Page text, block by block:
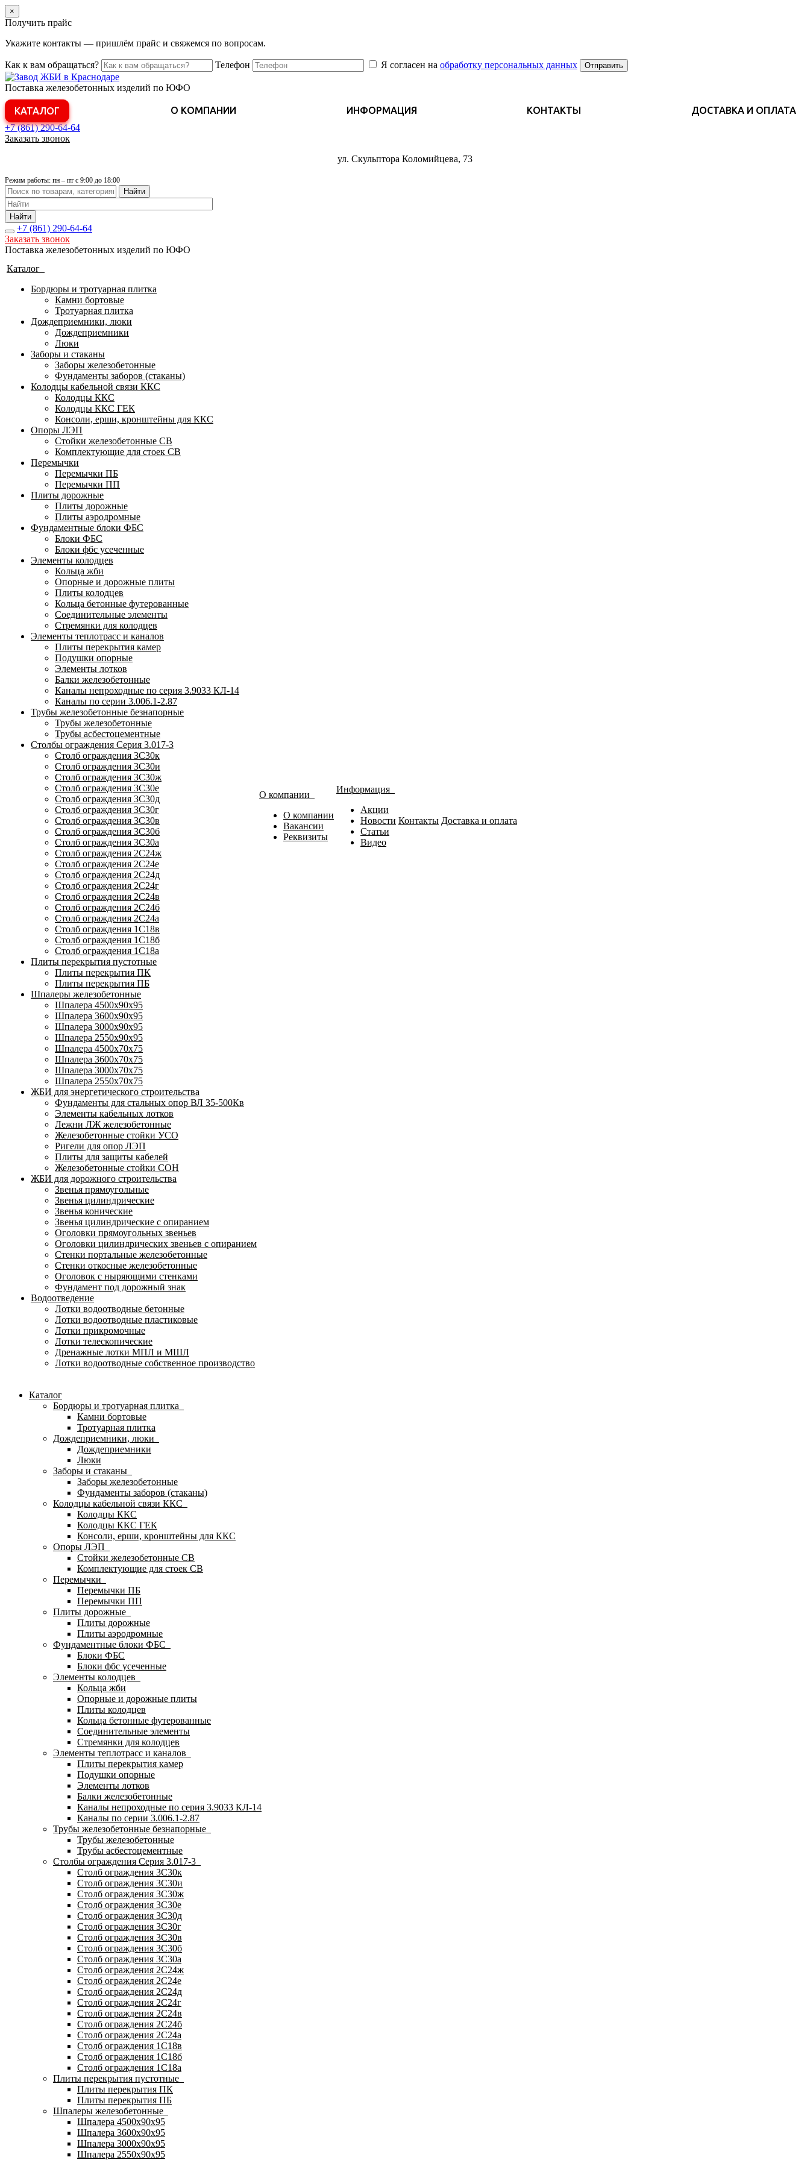
×
Получить прайс
Укажите контакты — пришлём прайс и свяжемся по вопросам.
Как к вам обращаться? Телефон Я согласен на обработку персональных данных Отправить
Поставка железобетонных изделий по ЮФО
КАТАЛОГ О КОМПАНИИ ИНФОРМАЦИЯ КОНТАКТЫ ДОСТАВКА И ОПЛАТА
+7 (861)290-64-64
Заказать звонок
ул. Скульптора Коломийцева, 73
Режим работы: пн – пт с 9:00 до 18:00
Найти
Найти
+7 (861) 290-64-64
Заказать звонок
Поставка железобетонных изделий по ЮФО
Каталог
Бордюры и тротуарная плитка
Камни бортовые
Тротуарная плитка
Дождеприемники, люки
Дождеприемники
Люки
Заборы и стаканы
Заборы железобетонные
Фундаменты заборов (стаканы)
Колодцы кабельной связи ККС
Колодцы ККС
Колодцы ККС ГЕК
Консоли, ерши, кронштейны для ККС
Опоры ЛЭП
Стойки железобетонные СВ
Комплектующие для стоек СВ
Перемычки
Перемычки ПБ
Перемычки ПП
Плиты дорожные
Плиты дорожные
Плиты аэродромные
Фундаментные блоки ФБС
Блоки ФБС
Блоки фбс усеченные
Элементы колодцев
Кольца жби
Опорные и дорожные плиты
Плиты колодцев
Кольца бетонные футерованные
Соединительные элементы
Стремянки для колодцев
Элементы теплотрасс и каналов
Плиты перекрытия камер
Подушки опорные
Элементы лотков
Балки железобетонные
Каналы непроходные по серия 3.9033 КЛ-14
Каналы по серии 3.006.1-2.87
Трубы железобетонные безнапорные
Трубы железобетонные
Трубы асбестоцементные
Столбы ограждения Серия 3.017-3
Столб ограждения 3С30к
Столб ограждения 3С30и
Столб ограждения 3С30ж
Столб ограждения 3С30е
Столб ограждения 3С30д
Столб ограждения 3С30г
Столб ограждения 3С30в
Столб ограждения 3С30б
Столб ограждения 3С30а
Столб ограждения 2С24ж
Столб ограждения 2С24е
Столб ограждения 2С24д
Столб ограждения 2С24г
Столб ограждения 2С24в
Столб ограждения 2С24б
Столб ограждения 2С24а
Столб ограждения 1С18в
Столб ограждения 1С18б
Столб ограждения 1С18а
Плиты перекрытия пустотные
Плиты перекрытия ПК
Плиты перекрытия ПБ
Шпалеры железобетонные
Шпалера 4500х90х95
Шпалера 3600х90х95
Шпалера 3000х90х95
Шпалера 2550х90х95
Шпалера 4500х70х75
Шпалера 3600х70х75
Шпалера 3000х70х75
Шпалера 2550х70х75
ЖБИ для энергетического строительства
Фундаменты для стальных опор ВЛ 35-500Кв
Элементы кабельных лотков
Лежни ЛЖ железобетонные
Железобетонные стойки УСО
Ригели для опор ЛЭП
Плиты для защиты кабелей
Железобетонные стойки СОН
ЖБИ для дорожного строительства
Звенья прямоугольные
Звенья цилиндрические
Звенья конические
Звенья цилиндрические с опиранием
Оголовки прямоугольных звеньев
Оголовки цилиндрических звеньев с опиранием
Стенки портальные железобетонные
Стенки откосные железобетонные
Оголовок с ныряющими стенками
Фундамент под дорожный знак
Водоотведение
Лотки водоотводные бетонные
Лотки водоотводные пластиковые
Лотки прикромочные
Лотки телескопические
Дренажные лотки МПЛ и МШЛ
Лотки водоотводные собственное производство
О компании
О компании
Вакансии
Реквизиты
Информация
Акции
Новости
Статьи
Видео
Контакты Доставка и оплата
Каталог
Бордюры и тротуарная плитка
Камни бортовые
Тротуарная плитка
Дождеприемники, люки
Дождеприемники
Люки
Заборы и стаканы
Заборы железобетонные
Фундаменты заборов (стаканы)
Колодцы кабельной связи ККС
Колодцы ККС
Колодцы ККС ГЕК
Консоли, ерши, кронштейны для ККС
Опоры ЛЭП
Стойки железобетонные СВ
Комплектующие для стоек СВ
Перемычки
Перемычки ПБ
Перемычки ПП
Плиты дорожные
Плиты дорожные
Плиты аэродромные
Фундаментные блоки ФБС
Блоки ФБС
Блоки фбс усеченные
Элементы колодцев
Кольца жби
Опорные и дорожные плиты
Плиты колодцев
Кольца бетонные футерованные
Соединительные элементы
Стремянки для колодцев
Элементы теплотрасс и каналов
Плиты перекрытия камер
Подушки опорные
Элементы лотков
Балки железобетонные
Каналы непроходные по серия 3.9033 КЛ-14
Каналы по серии 3.006.1-2.87
Трубы железобетонные безнапорные
Трубы железобетонные
Трубы асбестоцементные
Столбы ограждения Серия 3.017-3
Столб ограждения 3С30к
Столб ограждения 3С30и
Столб ограждения 3С30ж
Столб ограждения 3С30е
Столб ограждения 3С30д
Столб ограждения 3С30г
Столб ограждения 3С30в
Столб ограждения 3С30б
Столб ограждения 3С30а
Столб ограждения 2С24ж
Столб ограждения 2С24е
Столб ограждения 2С24д
Столб ограждения 2С24г
Столб ограждения 2С24в
Столб ограждения 2С24б
Столб ограждения 2С24а
Столб ограждения 1С18в
Столб ограждения 1С18б
Столб ограждения 1С18а
Плиты перекрытия пустотные
Плиты перекрытия ПК
Плиты перекрытия ПБ
Шпалеры железобетонные
Шпалера 4500х90х95
Шпалера 3600х90х95
Шпалера 3000х90х95
Шпалера 2550х90х95